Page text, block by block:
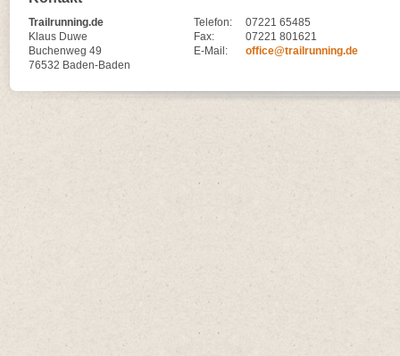
Trailrunning.de
Klaus Duwe
Buchenweg 49
76532 Baden-Baden
Telefon:
07221 65485
Fax:
07221 801621
E-Mail:
office@trailrunning.de